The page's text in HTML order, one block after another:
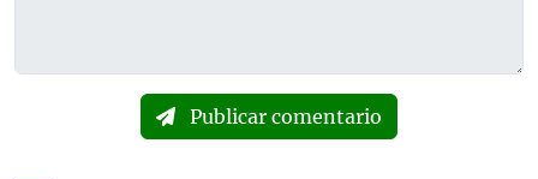
Publicar comentario